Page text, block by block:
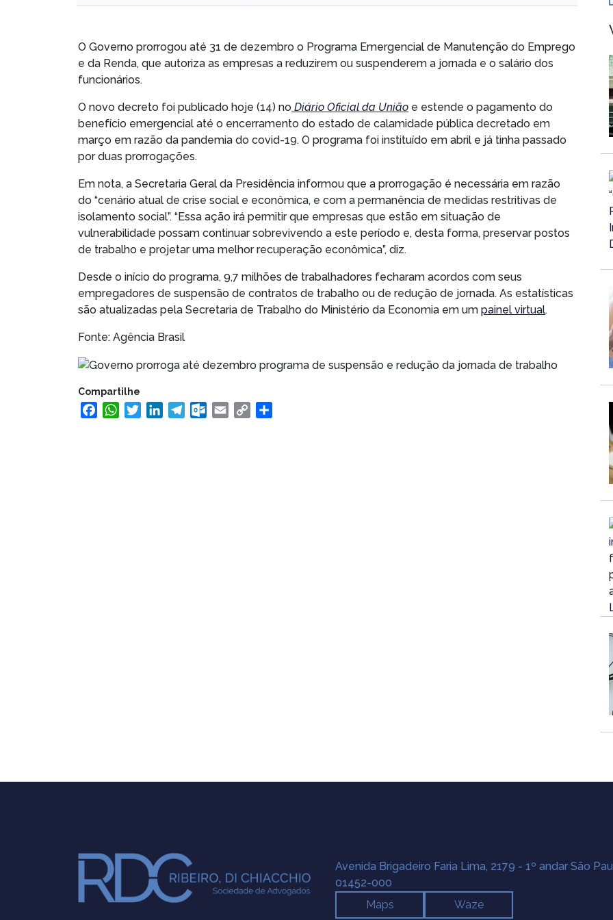
O Governo prorrogou até 31 de dezembro o Programa Emergencial de Manutenção do Emprego
e da Renda, que autoriza as empresas a reduzirem ou suspenderem a jornada e o salário dos
funcionários.
O novo decreto foi publicado hoje (14) no Diário Oficial da União e estende o pagamento do
benefício emergencial até o encerramento do estado de calamidade pública decretado em
março em razão da pandemia do covid-19. O programa foi instituído em abril e já tinha passado
por duas prorrogações.
Em nota, a Secretaria Geral da Presidência informou que a prorrogação é necessária em razão
do “cenário atual de crise social e econômica, e com a permanência de medidas restritivas de
isolamento social”. “Essa ação irá permitir que empresas que estão em situação de
vulnerabilidade possam continuar sobrevivendo a este período e, desta forma, preservar postos
de trabalho e projetar uma melhor recuperação econômica”, diz.
Desde o início do programa, 9,7 milhões de trabalhadores fecharam acordos com seus
empregadores de suspensão de contratos de trabalho ou de redução de jornada. As estatísticas
são atualizadas pela Secretaria de Trabalho do Ministério da Economia em um painel virtual.
Fonte: Agência Brasil
Compartilhe
FacebookWhatsApp
TwitterLinkedInTelegramOutlook.com
Email Copy
Avenida Brigadeiro Faria Lima, 2179 - 1º andar São
01452-000
Maps
Waze